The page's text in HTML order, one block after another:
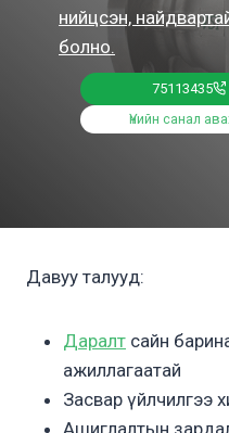
нийцсэн,
болно.
75113435
Үнийн санал
Давуу талууд:
Даралт сайн
ажиллагаатай
Засвар үйлчилгээ